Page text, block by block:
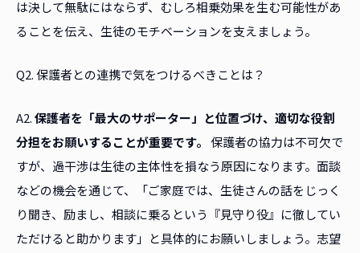
は決して無駄にはならず、むしろ相乗効果を生む可能性があ
ることを伝え、生徒のモチベーションを支えましょう。
Q2. 保護者との連携で気をつけるべきことは？
A2.保護者を「最大のサポーター」と位置づけ、適切な役割
分担をお願いすることが重要です。 保護者の協力は不可欠で
すが、過干渉は生徒の主体性を損なう原因になります。面談
などの機会を通じて、「ご家庭では、生徒さんの話をじっく
り聞き、励まし、相談に乗るという『見守り役』に徹してい
ただけると助かります」と具体的にお願いしましょう。志望